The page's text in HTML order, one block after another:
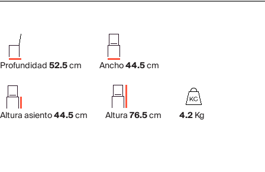
Profundidad52.5cm Ancho44.5cm
Altura asiento44.5cm Altura76.5cm 4.2Kg